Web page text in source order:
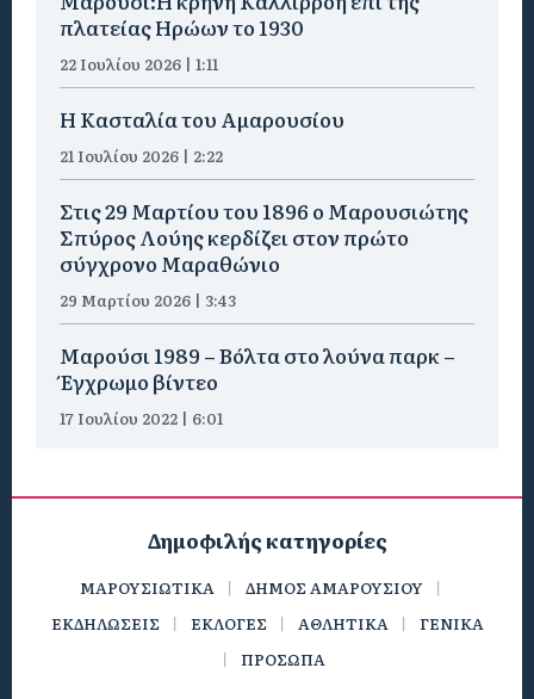
πλατείας Ηρώων το 1930
22 Ιουλίου 2026 | 1:11
Η Κασταλία του Αμαρουσίου
21 Ιουλίου 2026 | 2:22
Στις 29 Μαρτίου του 1896 ο Μαρουσιώτης
Σπύρος Λούης κερδίζει στον πρώτο
σύγχρονο Μαραθώνιο
29 Μαρτίου 2026 | 3:43
Μαρούσι 1989 – Βόλτα στο λούνα παρκ –
Έγχρωμο βίντεο
17 Ιουλίου 2022 | 6:01
Δημοφιλής κατηγορίες
ΜΑΡΟΥΣΙΩΤΙΚΑ
ΔΗΜΟΣ ΑΜΑΡΟΥΣΙΟΥ
ΕΚΔΗΛΩΣΕΙΣ
ΕΚΛΟΓΕΣ ΑΘΛΗΤΙΚΑ
ΓΕΝΙΚΑ
ΠΡΟΣΩΠΑ